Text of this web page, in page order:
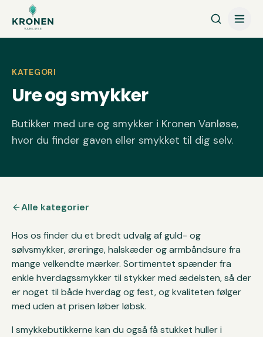
Spring til indhold
KATEGORI
Ure og smykker
Butikker med ure og smykker i Kronen Vanløse,
hvor du finder gaven eller smykket til dig selv.
Alle kategorier
Hos os finder du et bredt udvalg af guld- og
sølvsmykker, øreringe, halskæder og armbåndsure fra
mange velkendte mærker. Sortimentet spænder fra
enkle hverdagssmykker til stykker med ædelsten, så der
er noget til både hverdag og fest, og kvaliteten følger
med uden at prisen løber løbsk.
I smykkebutikkerne kan du også få stukket huller i